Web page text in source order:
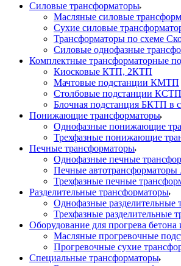
Силовые трансформаторы
Масляные силовые
Сухие силовые
Трансформаторы по схеме
Силовые однофазные
Комплектные трансформаторные
Киосковые КТП, 2КТП
Мачтовые подстанции КМТП
Столбовые подстанции КСТП
Блочная подстанция БКТП в
Понижающие трансформаторы
Однофазные понижающие
Трехфазные понижающие
Печные трансформаторы
Однофазные печные
Печные
Трехфазные печные
Разделительные трансформаторы
Однофазные разделительные
Трехфазные разделительные
Оборудование для прогрева бетона
Масляные прогревочные
Прогревочные сухие
Специальные трансформаторы